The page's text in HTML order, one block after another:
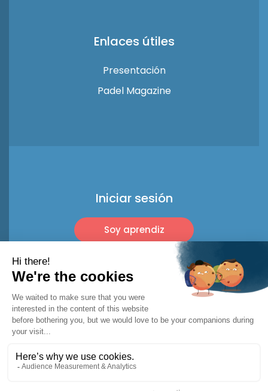
Enlaces útiles
Presentación
Padel Magazine
Iniciar sesión
Soy aprendiz
Menciones legales